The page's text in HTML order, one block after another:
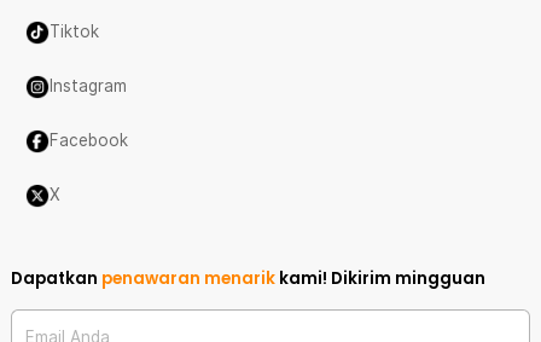
Tiktok
Instagram
Facebook
X
Dapatkan penawaran menarik kami! Dikirim mingguan
Email Anda